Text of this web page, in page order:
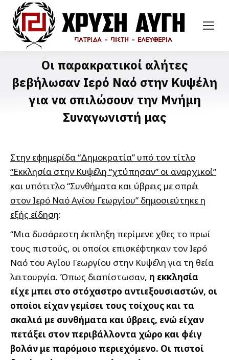
Οι παρακρατικοί αλήτες
βεβήλωσαν Ιερό Ναό στην Κυψέλη
για να σπιλώσουν την Μνήμη
Συναγωνιστή μας
Στην εφημερίδα “Δημοκρατία” υπό τον τίτλο
“Εκκλησία στην Κυψέλη “χτύπησαν” οι αναρχικοί”
και υπότιτλο “Συνθήματα και ύβρεις με σπρέι
στον Ιερό Ναό Αγίου Γεωργίου” δημοσιεύτηκε η
εξής είδηση:
“Μια δυσάρεστη έκπληξη περίμενε χθες το πρωί
τους πιστούς, οι οποίοι επισκέφτηκαν τον Ιερό
Ναό του Αγίου Γεωργίου στην Κυψέλη για τη θεία
λειτουργία. Όπως διαπίστωσαν, η εκκλησία
είχε μπει στο στόχαστρο αντιεξουσιαστών, οι
οποίοι είχαν γεμίσει τους τοίχους και τα
σκαλιά με συνθήματα και ύβρεις, ενώ είχαν
πετάξει στον περιβάλλοντα χώρο και φέιγ
βολάν με παρόμοιο περιεχόμενο. Οι πιστοί